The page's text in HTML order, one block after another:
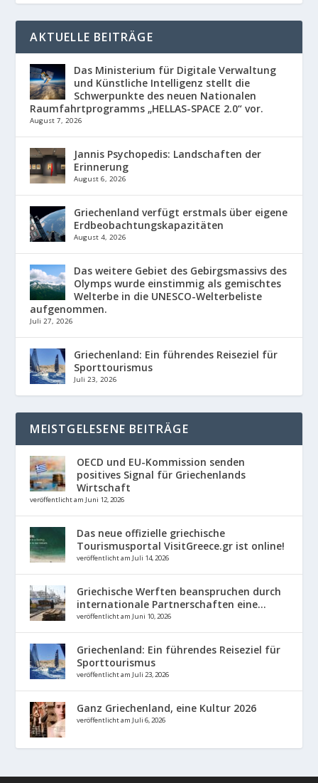
AKTUELLE BEITRÄGE
Das Ministerium für Digitale Verwaltung
und Künstliche Intelligenz stellt die
Schwerpunkte des neuen Nationalen
Raumfahrtprogramms „HELLAS-SPACE 2.0“ vor.
August 7, 2026
Jannis Psychopedis: Landschaften der
Erinnerung
August 6, 2026
Griechenland verfügt erstmals über eigene
Erdbeobachtungskapazitäten
August 4, 2026
Das weitere Gebiet des Gebirgsmassivs des
Olymps wurde einstimmig als gemischtes
Welterbe in die UNESCO-Welterbeliste
aufgenommen.
Juli 27, 2026
Griechenland: Ein führendes Reiseziel für
Sporttourismus
Juli 23, 2026
MEISTGELESENE BEITRÄGE
OECD und EU-Kommission senden
positives Signal für Griechenlands
Wirtschaft
veröffentlicht am Juni 12, 2026
Das neue offizielle griechische
Tourismusportal VisitGreece.gr ist online!
veröffentlicht am Juli 14, 2026
Griechische Werften beanspruchen durch
internationale Partnerschaften eine...
veröffentlicht am Juni 10, 2026
Griechenland: Ein führendes Reiseziel für
Sporttourismus
veröffentlicht am Juli 23, 2026
Ganz Griechenland, eine Kultur 2026
veröffentlicht am Juli 6, 2026